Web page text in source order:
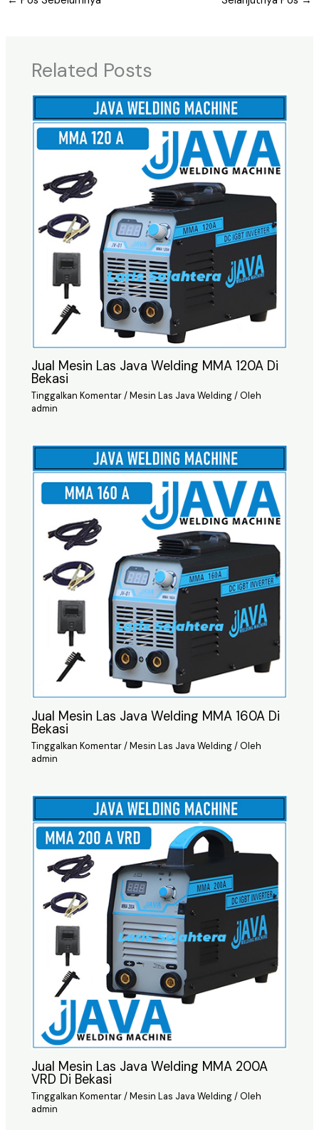
Related Posts
Jual Mesin Las Java Welding MMA 120A Di
Bekasi
Tinggalkan Komentar/Mesin Las Java Welding/ Oleh
admin
Jual Mesin Las Java Welding MMA 160A Di
Bekasi
Tinggalkan Komentar/Mesin Las Java Welding/ Oleh
admin
Jual Mesin Las Java Welding MMA 200A
VRD Di Bekasi
Tinggalkan Komentar/Mesin Las Java Welding/ Oleh
admin